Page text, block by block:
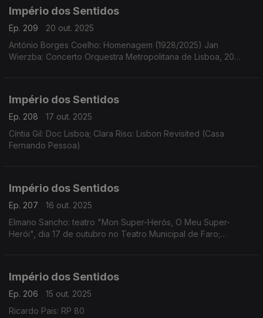
Império dos Sentidos
Ep. 209
20 out. 2025
António Borges Coelho: Homenagem (1928/2025) Jan
Wierzba: Concerto Orquestra Metropolitana de Lisboa, 20
Império dos Sentidos
Ep. 208
17 out. 2025
Cíntia Gil: Doc Lisboa; Clara Riso: Lisbon Revisited (Casa
Fernando Pessoa)
Império dos Sentidos
Ep. 207
16 out. 2025
Elmano Sancho: teatro "Mon Super-Herós, O Meu Super-
Herói", dia 17 de outubro no Teatro Municipal de Faro;
Império dos Sentidos
Ep. 206
15 out. 2025
Ricardo Pais: RP 80